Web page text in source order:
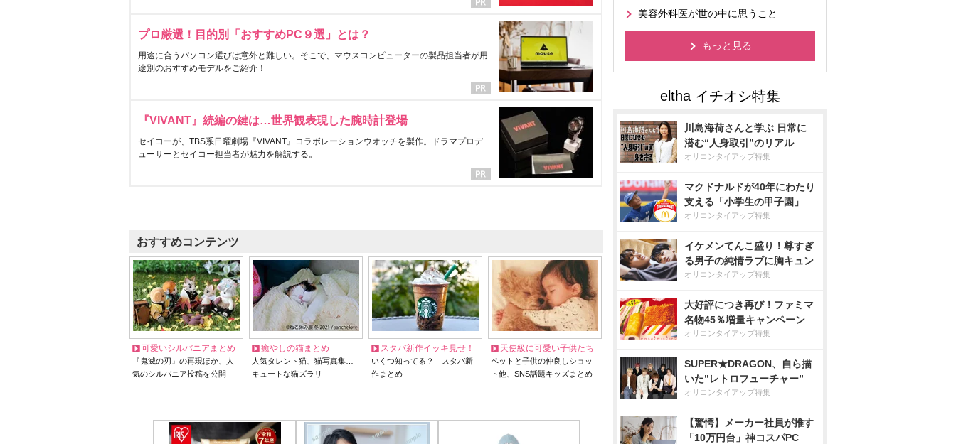
プロ厳選！目的別「おすすめPC９選」とは？
用途に合うパソコン選びは意外と難しい。そこで、マウスコンピューターの製品担当者が用
途別のおすすめモデルをご紹介！
『VIVANT』続編の鍵は…世界観表現した腕時計登場
セイコーが、TBS系日曜劇場『VIVANT』コラボレーションウオッチを製作。ドラマプロデ
ューサーとセイコー担当者が魅力を解説する。
おすすめコンテンツ
可愛いシルバニアまとめ
『鬼滅の刃』の再現ほか、人
気のシルバニア投稿を公開
癒やしの猫まとめ
人気タレント猫、猫写真集…
キュートな猫ズラリ
スタバ新作イッキ見せ！
いくつ知ってる？ スタバ新
作まとめ
天使級に可愛い子供たち
ペットと子供の仲良しショッ
ト他、SNS話題キッズまとめ
美容外科医が世の中に思うこと
もっと見る
川島海荷さんと学ぶ 日常に
潜む“人身取引”のリアル
オリコンタイアップ特集
マクドナルドが40年にわたり
支える「小学生の甲子園」
オリコンタイアップ特集
イケメンてんこ盛り！尊すぎ
る男子の純情ラブに胸キュン
オリコンタイアップ特集
大好評につき再び！ファミマ
名物45％増量キャンペーン
オリコンタイアップ特集
SUPER★DRAGON、自ら描
いた”レトロフューチャー”
オリコンタイアップ特集
【驚愕】メーカー社員が推す
「10万円台」神コスパPC